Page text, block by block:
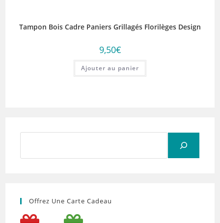
Tampon Bois Cadre Paniers Grillagés Florilèges Design
9,50€
Ajouter au panier
Offrez Une Carte Cadeau